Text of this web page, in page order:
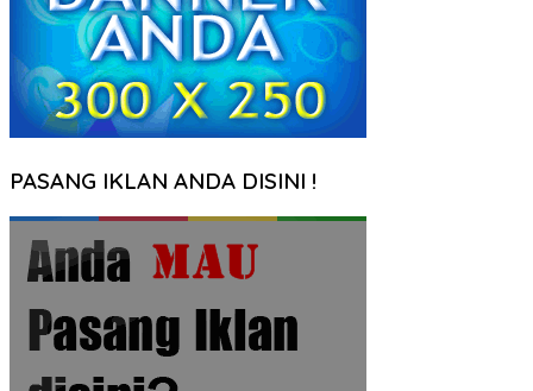
PASANG IKLAN ANDA DISINI !